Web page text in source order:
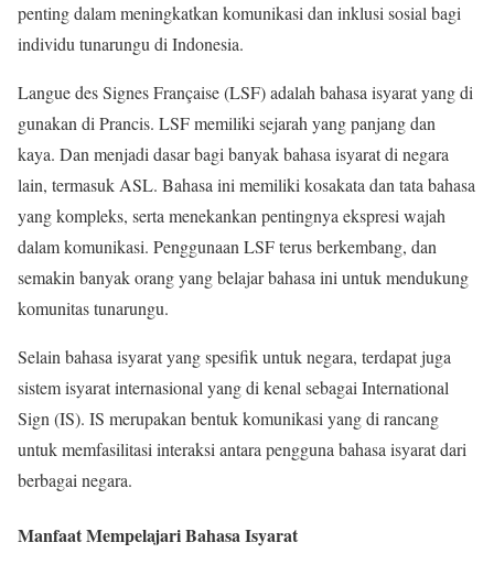
penting dalam meningkatkan komunikasi dan inklusi sosial bagi
individu tunarungu di Indonesia.
Langue des Signes Française (LSF) adalah bahasa isyarat yang di
gunakan di Prancis. LSF memiliki sejarah yang panjang dan
kaya. Dan menjadi dasar bagi banyak bahasa isyarat di negara
lain, termasuk ASL. Bahasa ini memiliki kosakata dan tata bahasa
yang kompleks, serta menekankan pentingnya ekspresi wajah
dalam komunikasi. Penggunaan LSF terus berkembang, dan
semakin banyak orang yang belajar bahasa ini untuk mendukung
komunitas tunarungu.
Selain bahasa isyarat yang spesifik untuk negara, terdapat juga
sistem isyarat internasional yang di kenal sebagai International
Sign (IS). IS merupakan bentuk komunikasi yang di rancang
untuk memfasilitasi interaksi antara pengguna bahasa isyarat dari
berbagai negara.
Manfaat Mempelajari Bahasa Isyarat